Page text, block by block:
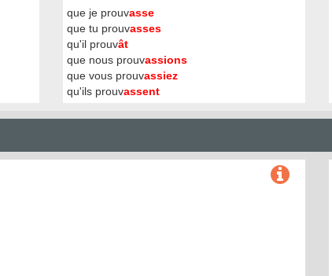
que je prouvasse
que tu prouvasses
qu'il prouvât
que nous prouvassions
que vous prouvassiez
qu'ils prouvassent